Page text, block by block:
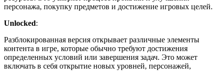
персонажа, покупку предметов и достижение игровых целей.
Unlocked:
Разблокированная версия открывает различные элементы
контента в игре, которые обычно требуют достижения
определенных условий или завершения задач. Это может
включать в себя открытие новых уровней, персонажей,